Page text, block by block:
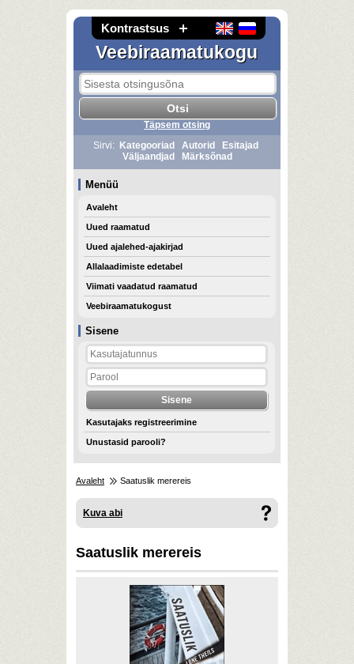
Kontrastsus
Veebiraamatukogu
Sisene
Kasutajaks registreerimine
Unustasid parooli?
Täpsem otsing
Sirvi:
Kategooriad Autorid
Esitajad
Väljaandjad
Märksõnad
Menüü
Avaleht
Uued raamatud
Uued ajalehed-ajakirjad
Allalaadimiste edetabel
Viimati vaadatud raamatud
Veebiraamatukogust
Avaleht Saatuslik merereis
Kuva abi
Saatuslik merereis